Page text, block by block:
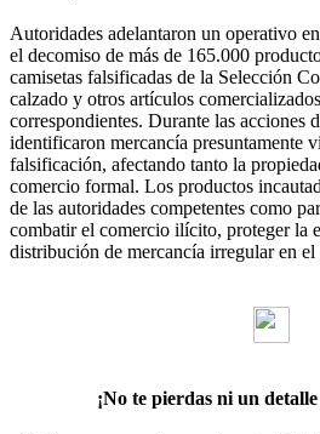
Autoridades adelantaron un operativo
el decomiso de más de 165.000
camisetas falsificadas de la Selección
calzado y otros artículos
correspondientes. Durante las acciones
identificaron mercancía presuntamente
falsificación, afectando tanto la
comercio formal. Los productos
de las autoridades competentes como
combatir el comercio ilícito, proteger la
distribución de mercancía irregular en el
¡No te pierdas ni un